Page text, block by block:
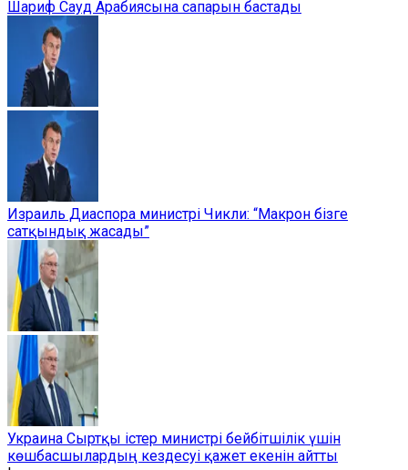
Шариф Сауд Арабиясына сапарын бастады
Израиль Диаспора министрі Чикли: “Макрон бізге
сатқындық жасады”
Украина Сыртқы істер министрі бейбітшілік үшін
көшбасшылардың кездесуі қажет екенін айтты